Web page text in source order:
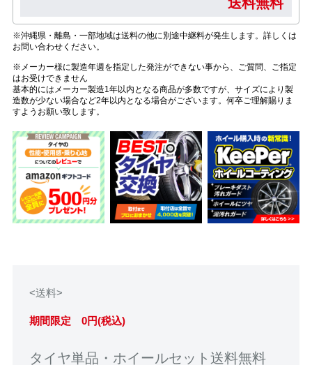
※沖縄県・離島・一部地域は送料の他に別途中継料が発生します。詳しくは
お問い合わせください。
※メーカー様に製造年週を指定した発注ができない事から、ご質問、ご指定
はお受けできません
基本的にはメーカー製造1年以内となる商品が多数ですが、サイズにより製
造数が少ない場合など2年以内となる場合がございます。何卒ご理解賜りま
すようお願い致します。
<送料>
期間限定 0円(税込)
タイヤ単品・ホイールセット送料無料